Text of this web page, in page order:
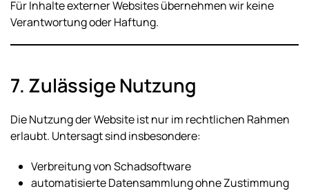
Für Inhalte externer Websites übernehmen wir keine
Verantwortung oder Haftung.
7. Zulässige Nutzung
Die Nutzung der Website ist nur im rechtlichen Rahmen
erlaubt. Untersagt sind insbesondere:
Verbreitung von Schadsoftware
automatisierte Datensammlung ohne Zustimmung